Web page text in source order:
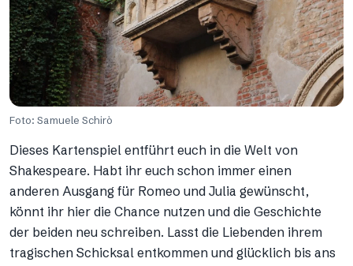
Foto: Samuele Schirò
Dieses Kartenspiel entführt euch in die Welt von
Shakespeare. Habt ihr euch schon immer einen
anderen Ausgang für Romeo und Julia gewünscht,
könnt ihr hier die Chance nutzen und die Geschichte
der beiden neu schreiben. Lasst die Liebenden ihrem
tragischen Schicksal entkommen und glücklich bis ans